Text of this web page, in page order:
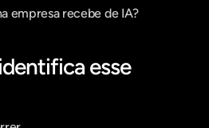
empresa recebe de IA?
esse